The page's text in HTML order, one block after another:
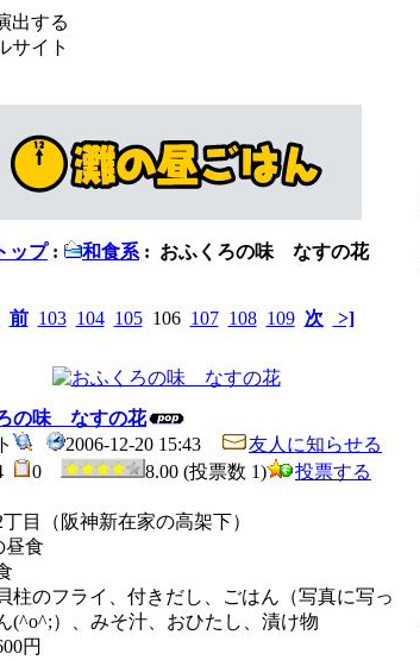
出する
サイト
ップ: 和食系 : おふくろの味 なすの花
前 103 104 105106 107 108 109 次 >]
の味 なすの花
2006-12-20 15:43
友人に知らせる
0 8.00 (投票数 1)
投票する
目（阪神新在家の高架下）
昼食
柱のフライ、付きだし、ごはん（写真に写っ
(^o^;）、みそ汁、おひたし、漬け物
円